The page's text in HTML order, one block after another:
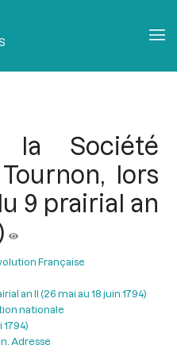
la Société
lors
9 prairial an
Française
an II (26 mai au 18 juin 1794)
nationale
Adresse